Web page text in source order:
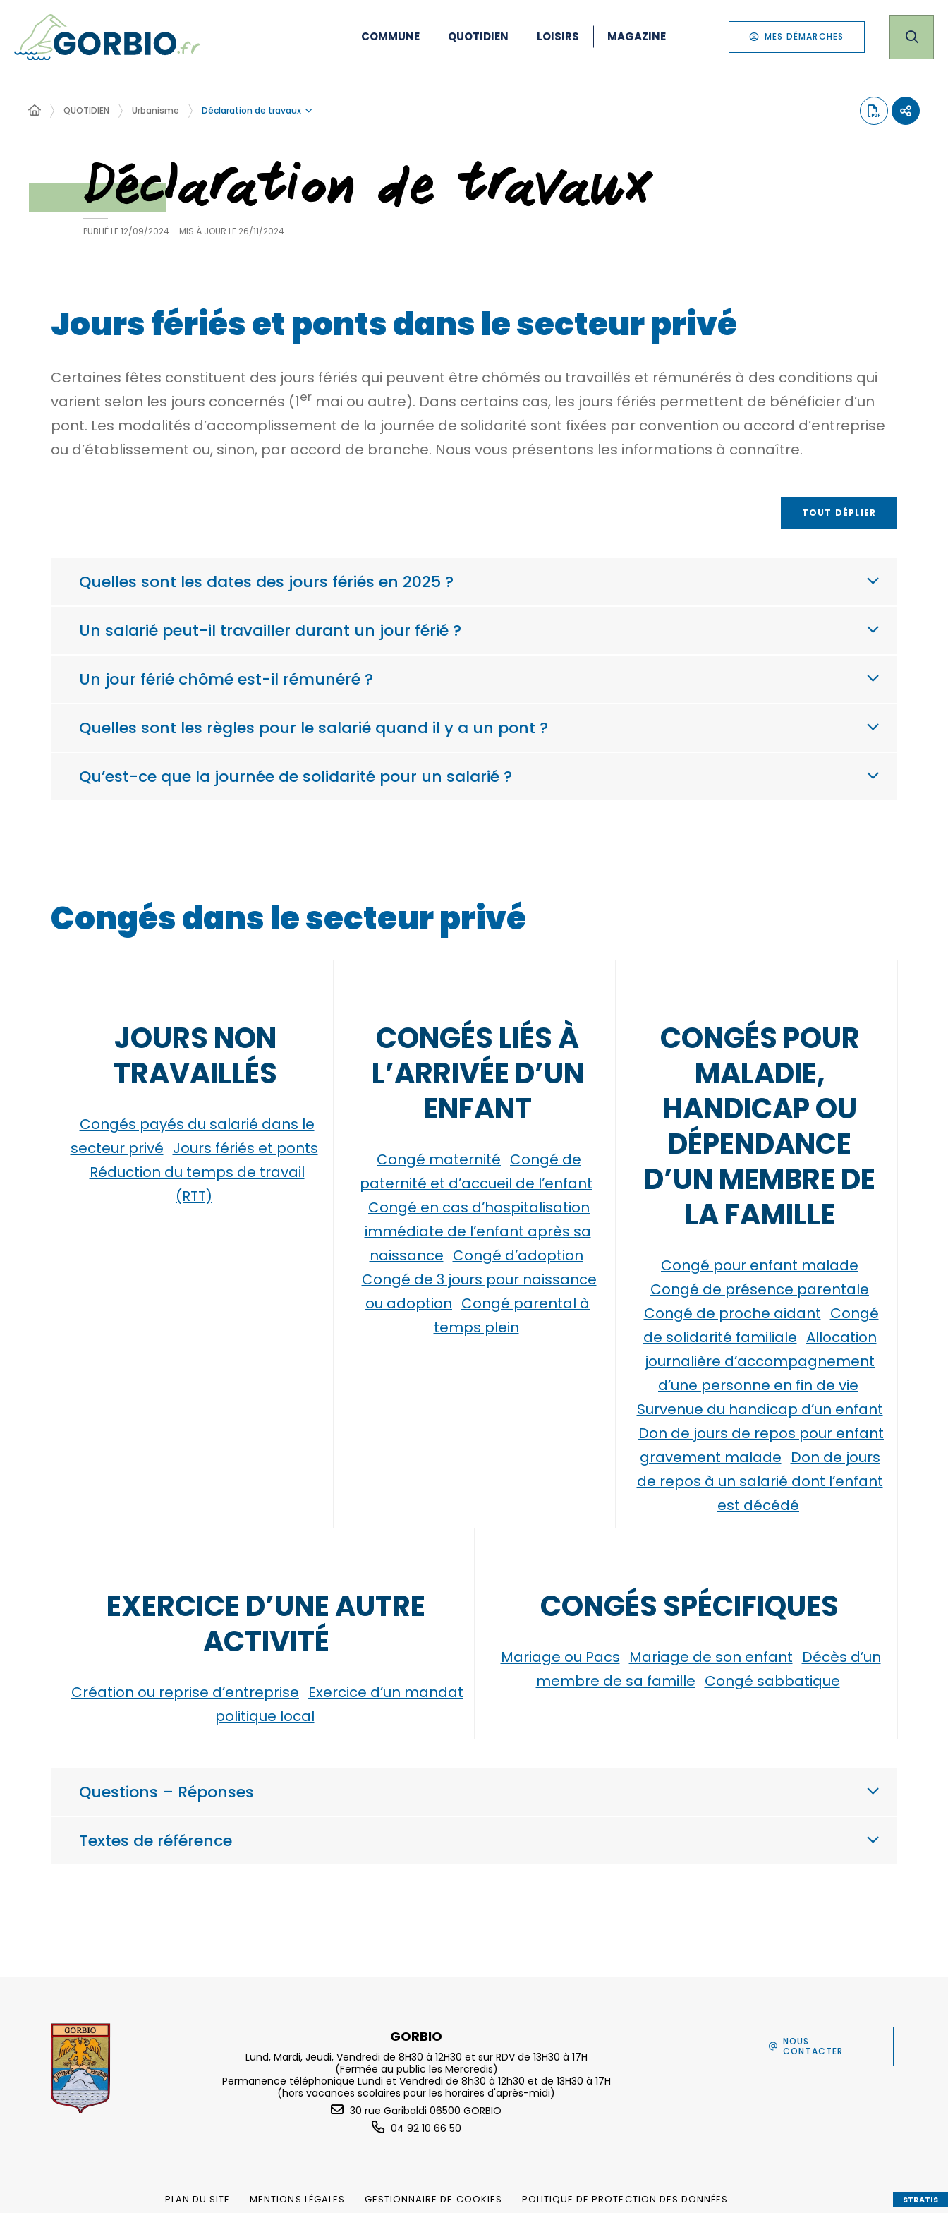
COMMUNE QUOTIDIEN LOISIRS MAGAZINE MES DÉMARCHES
QUOTIDIEN Urbanisme Déclaration de travaux
Déclaration de travaux
PUBLIÉ LE12/09/2024 – MIS À JOUR LE 26/11/2024
Jours fériés et ponts dans le secteur privé
Certaines fêtes constituent des jours fériés qui peuvent être chômés ou travaillés et rémunérés à des conditions qui
varient selon les jours concernés (1er mai ou autre). Dans certains cas, les jours fériés permettent de bénéficier d’un
pont. Les modalités d’accomplissement de la journée de solidarité sont fixées par convention ou accord d’entreprise
ou d’établissement ou, sinon, par accord de branche. Nous vous présentons les informations à connaître.
TOUT DÉPLIER
Quelles sont les dates des jours fériés en 2025 ?
Un salarié peut-il travailler durant un jour férié ?
Un jour férié chômé est-il rémunéré ?
Quelles sont les règles pour le salarié quand il y a un pont ?
Qu’est-ce que la journée de solidarité pour un salarié ?
Congés dans le secteur privé
JOURS NON
TRAVAILLÉS
Congés payés du salarié dans le
secteur privé Jours fériés et ponts
Réduction du temps de travail
(RTT)
CONGÉS LIÉS À
L’ARRIVÉE D’UN
ENFANT
Congé maternité Congé de
paternité et d’accueil de l’enfant
Congé en cas d’hospitalisation
immédiate de l’enfant après sa
naissance Congé d’adoption
Congé de 3 jours pour naissance
ou adoption Congé parental à
temps plein
CONGÉS POUR
MALADIE,
HANDICAP OU
DÉPENDANCE
D’UN MEMBRE DE
LA FAMILLE
Congé pour enfant malade
Congé de présence parentale
Congé de proche aidant Congé
de solidarité familiale Allocation
journalière d’accompagnement
d’une personne en fin de vie
Survenue du handicap d’un enfant
Don de jours de repos pour enfant
gravement malade Don de jours
de repos à un salarié dont l’enfant
est décédé
EXERCICE D’UNE AUTRE
ACTIVITÉ
Création ou reprise d’entreprise Exercice d’un mandat
politique local
CONGÉS SPÉCIFIQUES
Mariage ou Pacs Mariage de son enfant Décès d’un
membre de sa famille Congé sabbatique
Questions – Réponses
Textes de référence
GORBIO
Lund, Mardi, Jeudi, Vendredi de 8H30 à 12H30 et sur RDV de 13H30 à 17H
(Fermée au public les Mercredis)
Permanence téléphonique Lundi et Vendredi de 8h30 à 12h30 et de 13H30 à 17H
(hors vacances scolaires pour les horaires d'après-midi)
30 rue Garibaldi 06500 GORBIO
04 92 10 66 50
NOUS
CONTACTER
PLAN DU SITE MENTIONS LÉGALES GESTIONNAIRE DE COOKIES POLITIQUE DE PROTECTION DES DONNÉES STRATIS